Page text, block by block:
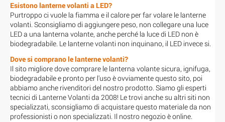
Esistono lanterne volanti a LED?
Purtroppo ci vuole la fiamma e il calore per far volare le lanterne
volanti. Sconsigliamo di aggiungere peso, non collegare una luce
LED a una lanterna volante, anche perché la luce di LED non è
biodegradabile. Le lanterne volanti non inquinano, il LED invece si.
Dove si comprano le lanterne volanti?
Il sito migliore dove comprare le lanterna volante sicura, ignifuga,
biodegradabile e pronto per l'uso è ovviamente questo sito, poi
abbiamo anche rivenditori del nostro prodotto. Siamo gli esperti
tecnici di Lanterne Volanti da 2008! Le trovi anche su altri siti non
specializzati, sconsigliamo di acquistare questo materiale da non
professionisti o non specializzati. Il nostro negozio è online.